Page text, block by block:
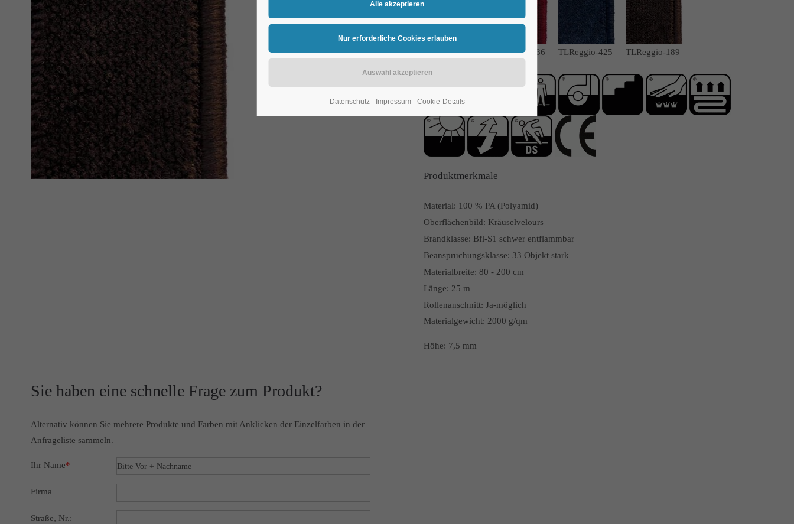
TLReggio-235 TLReggio-236 TLReggio-425 TLReggio-189
Produktmerkmale
Material: 100 % PA (Polyamid)
Oberflächenbild: Kräuselvelours
Brandklasse: Bfl-S1 schwer entflammbar
Beanspruchungsklasse: 33 Objekt stark
Materialbreite: 80 - 200 cm
Länge: 25 m
Rollenanschnitt: Ja-möglich
Materialgewicht: 2000 g/qm
Höhe: 7,5 mm
Sie haben eine schnelle Frage zum Produkt?
Alternativ können Sie mehrere Produkte und Farben mit Anklicken der Einzelfarben in der
Anfrageliste sammeln.
Ihr Name*
Firma
Straße, Nr.:
Datenschutz Impressum Cookie-Details